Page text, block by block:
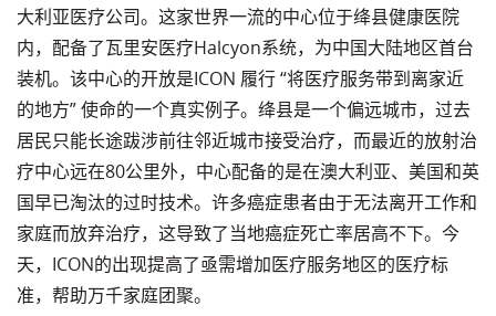
大利亚医疗公司。这家世界一流的中心位于绛县健康医院
内，配备了瓦里安医疗Halcyon系统，为中国大陆地区首台
装机。该中心的开放是ICON 履行 “将医疗服务带到离家近
的地方” 使命的一个真实例子。绛县是一个偏远城市，过去
居民只能长途跋涉前往邻近城市接受治疗，而最近的放射治
疗中心远在80公里外，中心配备的是在澳大利亚、美国和英
国早已淘汰的过时技术。许多癌症患者由于无法离开工作和
家庭而放弃治疗，这导致了当地癌症死亡率居高不下。今
天，ICON的出现提高了亟需增加医疗服务地区的医疗标
准，帮助万千家庭团聚。